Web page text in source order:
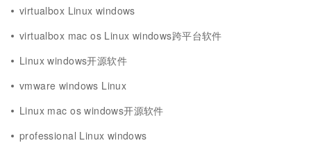
virtualbox Linux windows
virtualbox mac os Linux windows跨平台软件
Linux windows开源软件
vmware windows Linux
Linux mac os windows开源软件
professional Linux windows